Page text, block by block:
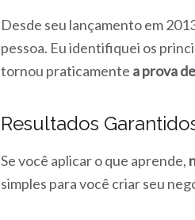
Desde seu lançamento em
pessoa. Eu identifiquei os
tornou praticamente a prova
Resultados
Se você aplicar o que aprende,
simples para você criar seu